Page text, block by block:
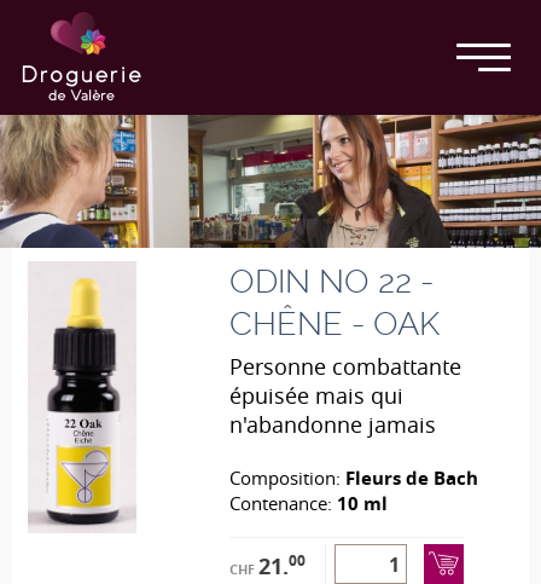
ODIN NO 22 -
CHÊNE - OAK
Personne combattante
épuisée mais qui
n'abandonne jamais
Composition: Fleurs de Bach
Contenance: 10 ml
CHF 21.00